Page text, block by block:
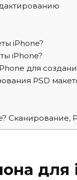
iPhone?
iPhone?
для
PSD
Сканирование,
для